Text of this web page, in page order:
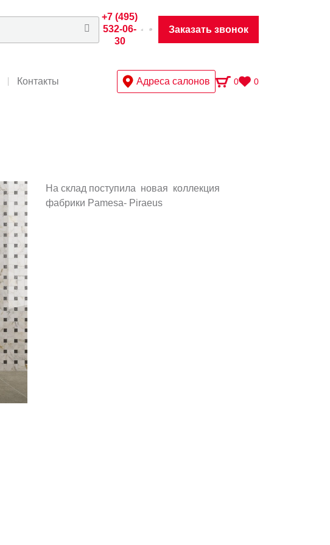
+7 (495)
532-06-
30
Заказать звонок
Контакты Адреса салонов 0 0
На склад поступила новая коллекция
фабрики Pamesa- Piraeus